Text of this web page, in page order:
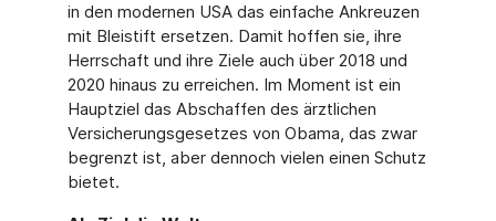
in den modernen USA das einfache Ankreuzen
mit Bleistift ersetzen. Damit hoffen sie, ihre
Herrschaft und ihre Ziele auch über 2018 und
2020 hinaus zu erreichen. Im Moment ist ein
Hauptziel das Ab­schaffen des ärztlichen
Versicherungsgesetzes von Obama, das zwar
begrenzt ist, aber dennoch vielen einen Schutz
bietet.